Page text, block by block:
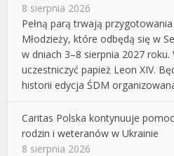
8 sierpnia 2026
Pełną parą trwają
Młodzieży, które odbędą się w
w dniach 3–8 sierpnia 2027
uczestniczyć papież Leon XIV.
historii edycja ŚDM
Caritas Polska kontynuuje
rodzin i weteranów w Ukrainie
8 sierpnia 2026